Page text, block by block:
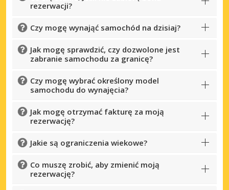
rezerwacji?
Czy mogę wynająć samochód na dzisiaj?
Jak mogę sprawdzić, czy dozwolone jest
zabranie samochodu za granicę?
Czy mogę wybrać określony model
samochodu do wynajęcia?
Jak mogę otrzymać fakturę za moją
rezerwację?
Jakie są ograniczenia wiekowe?
Co muszę zrobić, aby zmienić moją
rezerwację?